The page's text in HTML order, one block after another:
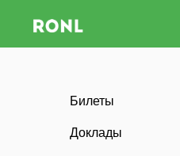
Билеты
Доклады